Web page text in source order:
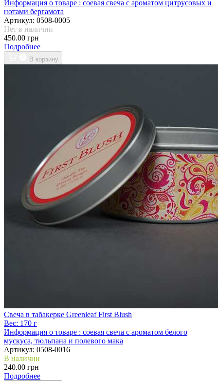
Информация о товаре : соевая свеча с ароматом цитрусовых и
нотами бергамота
Артикул: 0508-0005
Нет в наличии
450.00 грн
Подробнее
В корзину
Свеча в табакерке Greenleaf First Blush
Вес: 170 г
Информация о товаре : соевая свеча с ароматом белого
мускуса, тюльпана и полевого мака
Артикул: 0508-0016
В наличии
240.00 грн
Подробнее